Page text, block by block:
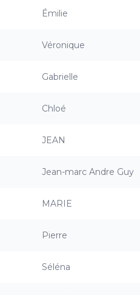
Émilie
Véronique
Gabrielle
Chloé
JEAN
Jean-marc Andre Guy
MARIE
Pierre
Séléna